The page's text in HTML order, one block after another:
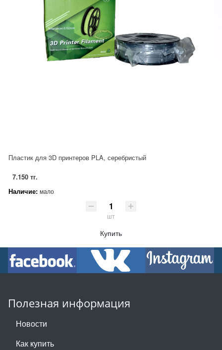
Пластик для 3D принтеров PLA, серебристый
7.150 тг.
Наличие: мало
шт
Купить
Полезная информация
Новости
Как купить